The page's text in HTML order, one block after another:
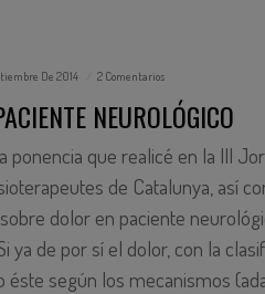
De 2014 2 Comentarios
NEUROLÓGICO
ponencia que realicé en la III
de Catalunya, así
dolor en paciente
ya de por sí el dolor, con la
éste según los mecanismos